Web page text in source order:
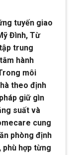
tuyến giao
Đình, Từ
trung
hành
môi
theo định
giữ gìn
suất và
cung
phòng định
phù hợp từng